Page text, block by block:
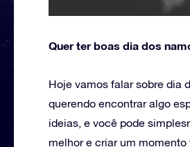
Quer ter boas dia dos
Hoje vamos falar sobre dia
querendo encontrar algo
ideias, e você pode
melhor e criar um